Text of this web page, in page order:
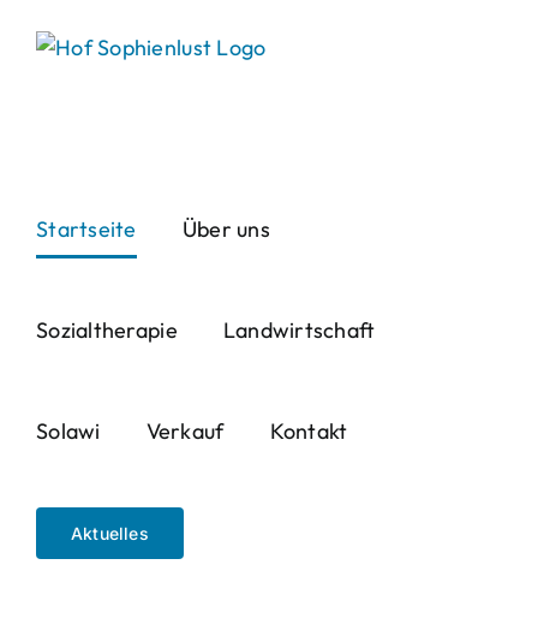
Startseite Über uns
Sozialtherapie Landwirtschaft
Solawi Verkauf Kontakt
Aktuelles